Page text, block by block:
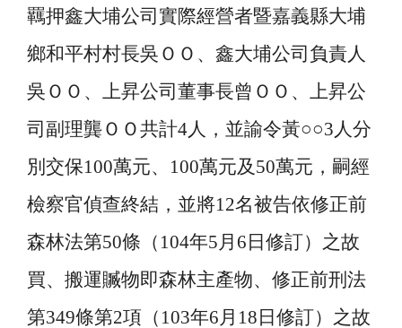
羈押鑫大埔公司實際經營者暨嘉義縣大埔
鄉和平村村長吳ＯＯ、鑫大埔公司負責人
吳ＯＯ、上昇公司董事長曾ＯＯ、上昇公
司副理龔ＯＯ共計4人，並諭令黃○○3 人分
別交保100萬元、 100萬元及 50萬元，嗣經
檢察官偵查終結，並將12名被告依修正前
森林法第50條（ 104年5 月 6 日修訂）之故
買、搬運贓物即森林主產物、修正前刑法
第349條第2項（ 103年6 月 18 日修訂）之故